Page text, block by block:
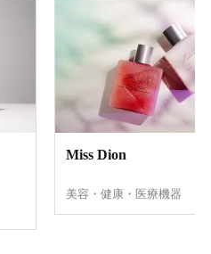
Miss Dion
美容・健康・医療機器